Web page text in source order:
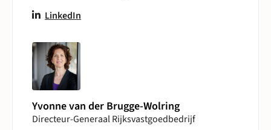
LinkedIn
Yvonne van der Brugge-Wolring
Directeur-Generaal Rijksvastgoedbedrijf